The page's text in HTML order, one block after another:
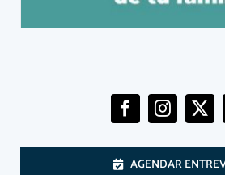
AGENDAR